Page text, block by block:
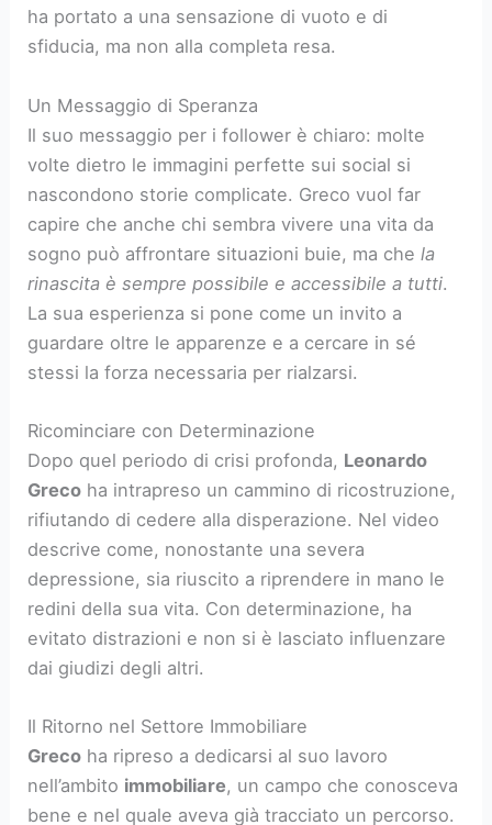
ha portato a una sensazione di vuoto e di
sfiducia, ma non alla completa resa.
Un Messaggio di Speranza
Il suo messaggio per i follower è chiaro: molte
volte dietro le immagini perfette sui social si
nascondono storie complicate. Greco vuol far
capire che anche chi sembra vivere una vita da
sogno può affrontare situazioni buie, ma chela
rinascita è sempre possibile e accessibile a tutti.
La sua esperienza si pone come un invito a
guardare oltre le apparenze e a cercare in sé
stessi la forza necessaria per rialzarsi.
Ricominciare con Determinazione
Dopo quel periodo di crisi profonda, Leonardo
Greco ha intrapreso un cammino di ricostruzione,
rifiutando di cedere alla disperazione. Nel video
descrive come, nonostante una severa
depressione, sia riuscito a riprendere in mano le
redini della sua vita. Con determinazione, ha
evitato distrazioni e non si è lasciato influenzare
dai giudizi degli altri.
Il Ritorno nel Settore Immobiliare
Greco ha ripreso a dedicarsi al suo lavoro
nell’ambito immobiliare, un campo che conosceva
bene e nel quale aveva già tracciato un percorso.